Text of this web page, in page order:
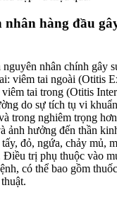
nhân hàng đầu
nhân chính gây
viêm tai ngoài (Otitis
tai trong (Otitis
do sự tích tụ vi
trong nghiêm trọng
ảnh hưởng đến thần
đỏ, ngứa, chảy mủ,
Điều trị phụ thuộc vào
có thể bao gồm